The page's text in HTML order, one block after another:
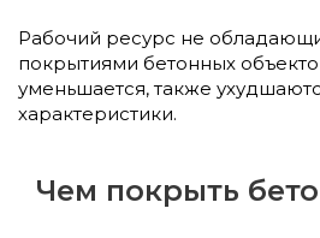
Рабочий ресурс не
покрытиями бетонных
уменьшается, также
характеристики.
Чем покрыть